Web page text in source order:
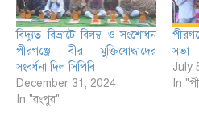
বিদ্যুত বিভ্রাটে বিলম্ব ও সংশোধন
পীরগঞ্জে বীর মুক্তিযোদ্ধাদের
সংবর্ধনা দিল সিপিবি
December 31, 2024
In "রংপুর"
সভা
July
In